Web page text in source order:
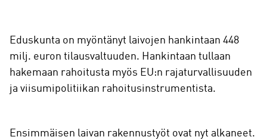
Eduskunta on myöntänyt laivojen hankintaan 448
milj. euron tilausvaltuuden. Hankintaan tullaan
hakemaan rahoitusta myös EU:n rajaturvallisuuden
ja viisumipolitiikan rahoitusinstrumentista.
Ensimmäisen laivan rakennustyöt ovat nyt alkaneet.